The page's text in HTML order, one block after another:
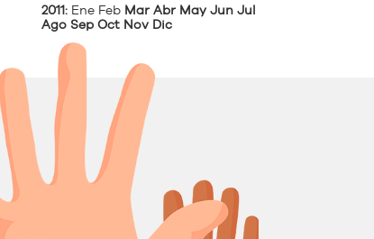
2011: Ene Feb Mar Abr May Jun Jul
Ago Sep Oct Nov Dic